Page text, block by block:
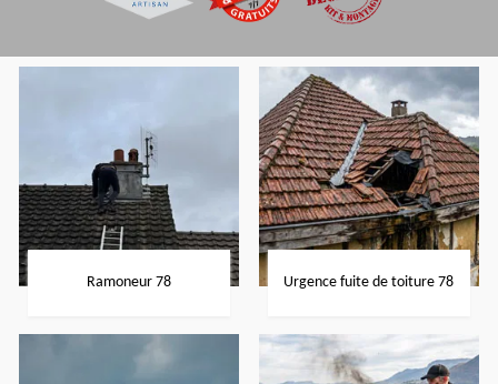
Ramoneur 78 Urgence fuite de toiture 78